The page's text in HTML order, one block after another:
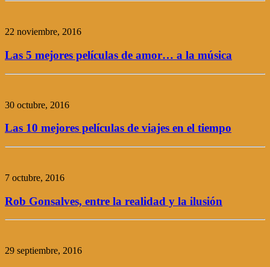
22 noviembre, 2016
Las 5 mejores películas de amor… a la música
30 octubre, 2016
Las 10 mejores películas de viajes en el tiempo
7 octubre, 2016
Rob Gonsalves, entre la realidad y la ilusión
29 septiembre, 2016